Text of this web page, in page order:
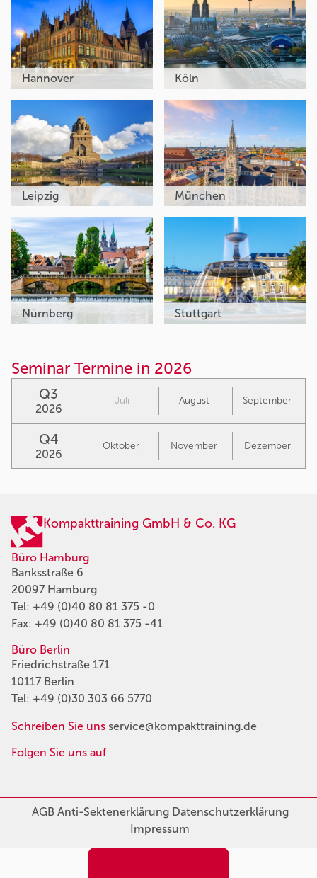
Hannover Köln
Leipzig München
Nürnberg Stuttgart
Seminar Termine in 2026
Q3
2026
Juli August September
Q4
2026
Oktober November Dezember
Kompakttraining GmbH & Co. KG
Büro Hamburg
Banksstraße 6
20097 Hamburg
Tel: +49 (0)40 80 81 375 -0
Fax: +49 (0)40 80 81 375 -41
Büro Berlin
Friedrichstraße 171
10117 Berlin
Tel: +49 (0)30 303 66 5770
Schreiben Sie uns service@kompakttraining.de
Folgen Sie uns auf
AGBAnti-SektenerklärungDatenschutzerklärung
Impressum